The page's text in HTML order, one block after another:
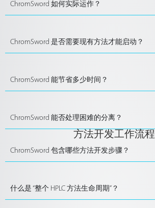
ChromSword 如何实际运作？
ChromSword 是否需要现有方法才能启动？
ChromSword 能节省多少时间？
ChromSword 能否处理困难的分离？
方法开发工作流程
ChromSword 包含哪些方法开发步骤？
什么是 “整个 HPLC 方法生命周期”？